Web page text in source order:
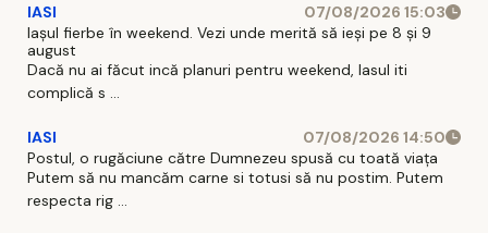
IASI
07/08/2026 15:03
Iașul fierbe în weekend. Vezi unde merită să ieși pe 8 și 9
august
Dacă nu ai făcut incă planuri pentru weekend, Iasul iti
complică s ...
IASI
07/08/2026 14:50
Postul, o rugăciune către Dumnezeu spusă cu toată viața
Putem să nu mancăm carne si totusi să nu postim. Putem
respecta rig ...